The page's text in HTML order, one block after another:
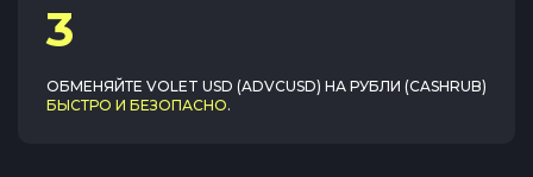
3
ОБМЕНЯЙТЕ VOLET USD (ADVCUSD) НА РУБЛИ (CASHRUB)
БЫСТРО И БЕЗОПАСНО.